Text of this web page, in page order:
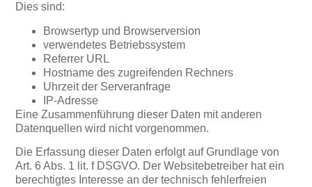
Dies sind:
Browsertyp und Browserversion
verwendetes Betriebssystem
Referrer URL
Hostname des zugreifenden Rechners
Uhrzeit der Serveranfrage
IP-Adresse
Eine Zusammenführung dieser Daten mit anderen
Datenquellen wird nicht vorgenommen.
Die Erfassung dieser Daten erfolgt auf Grundlage von
Art. 6 Abs. 1 lit. f DSGVO. Der Websitebetreiber hat ein
berechtigtes Interesse an der technisch fehlerfreien